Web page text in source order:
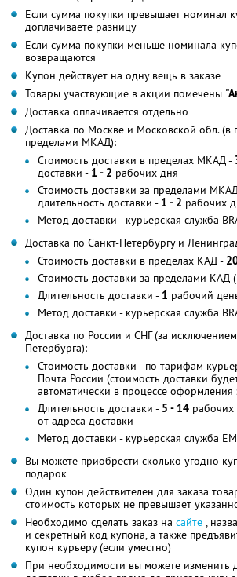
Если сумма покупки превышает номинал
доплачиваете разницу
Если сумма покупки меньше номинала
возвращаются
Купон действует на одну вещь в заказе
Товары участвующие в акции помечены
Доставка оплачивается отдельно
Доставка по Москве и Московской обл.
пределами МКАД):
Стоимость доставки в пределах МКАД -
доставки - 1 - 2 рабочих дня
Стоимость доставки за пределами
длительность доставки - 1 - 2 рабочих
Метод доставки - курьерская служба
Доставка по Санкт-Петербургу и
Стоимость доставки в пределах КАД -
Стоимость доставки за пределами КАД (
Длительность доставки - 1 рабочий
Метод доставки - курьерская служба
Доставка по России и СНГ (за
Петербурга):
Стоимость доставки - по тарифам
Почта России (стоимость доставки
автоматически в процессе оформления
Длительность доставки - 5 - 14 рабочих
от адреса доставки
Метод доставки - курьерская служба
Вы можете приобрести сколько угодно
подарок
Один купон действителен для заказа
стоимость которых не превышает
Необходимо сделать заказ на сайте ,
и секретный код купона, а также
купон курьеру (если уместно)
При необходимости вы можете изменить